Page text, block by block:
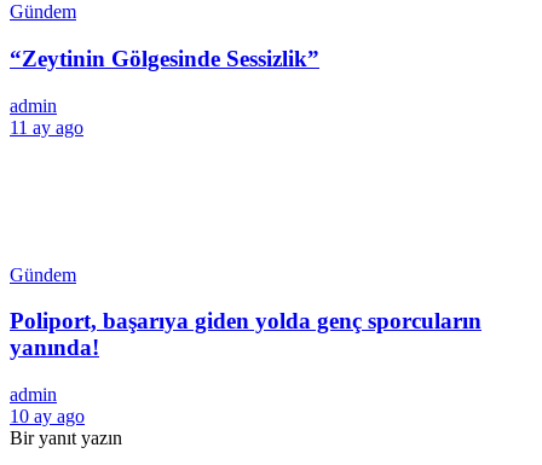
Gündem
“Zeytinin Gölgesinde Sessizlik”
admin
11 ay ago
Gündem
Poliport, başarıya giden yolda genç sporcuların
yanında!
admin
10 ay ago
Bir yanıt yazın